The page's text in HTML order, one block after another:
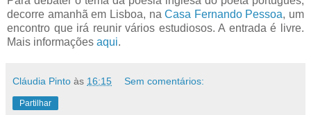
decorre amanhã em Lisboa, naCasa Fernando Pessoa, um
encontro que irá reunir vários estudiosos. A entrada é livre.
Mais informações aqui.
Cláudia Pinto às 16:15 Sem comentários:
Partilhar